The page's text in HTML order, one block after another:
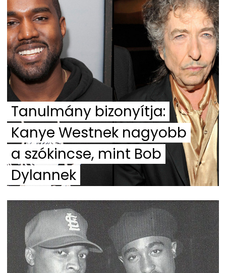
Tanulmány bizonyítja:
Kanye Westnek nagyobb
a szókincse, mint Bob
Dylannek